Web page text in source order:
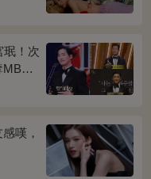
珉！次
嘆，